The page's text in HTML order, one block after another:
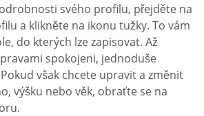
svého profilu, přejděte na
a klikněte na ikonu tužky. To vám
do kterých lze zapisovat. Až
spokojeni, jednoduše
však chcete upravit a změnit
výšku nebo věk, obraťte se na